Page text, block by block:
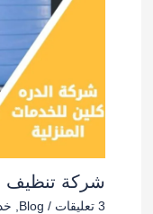
شركة تنظيف
3 تعليقات /
Blog